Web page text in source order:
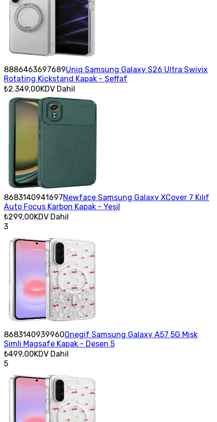
8886463697689Uniq Samsung Galaxy S26 Ultra Swivix
Rotating Kickstand Kapak - Şeffaf
₺2.349,00KDV Dahil
8683140941697Newface Samsung Galaxy XCover 7 Kılıf
Auto Focus Karbon Kapak - Yeşil
₺299,00KDV Dahil
3
8683140939960Onegif Samsung Galaxy A57 5G Misk
Simli Magsafe Kapak - Desen 5
₺499,00KDV Dahil
5